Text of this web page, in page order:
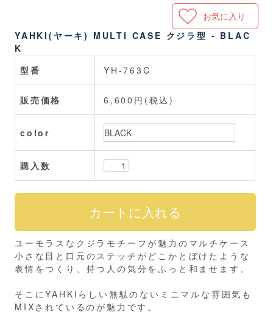
お気に入り
YAHKI(ヤーキ) MULTI CASE クジラ型 - BLAC
K
型番
YH-763C
販売価格 6,600円(税込)
color
購入数
ユーモラスなクジラモチーフが魅力のマルチケース
小さな目と口元のステッチがどこかとぼけたような
表情をつくり、持つ人の気分をふっと和ませます。
そこにYAHKIらしい無駄のないミニマルな雰囲気も
MIXされているのが魅力です。